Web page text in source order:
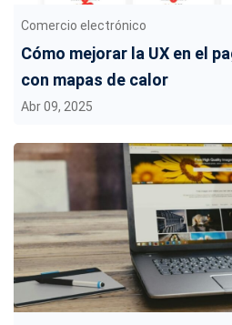
Comercio electrónico
Cómo mejorar la UX en el
con mapas de calor
Abr 09, 2025